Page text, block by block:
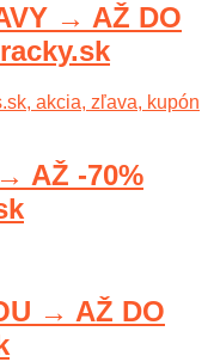
→ AŽ DO
AŽ -70%
→ AŽ DO